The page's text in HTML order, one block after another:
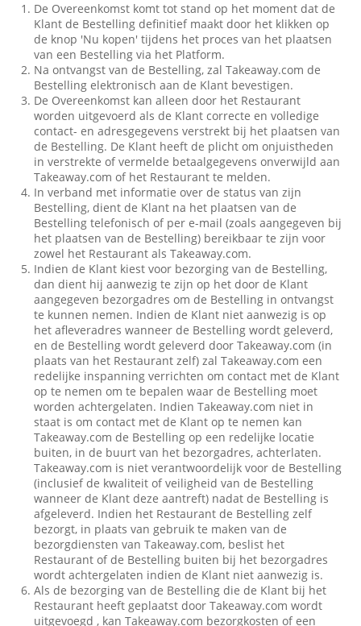
De Overeenkomst komt tot stand op het moment dat de
Klant de Bestelling definitief maakt door het klikken op
de knop 'Nu kopen' tijdens het proces van het plaatsen
van een Bestelling via het Platform.
Na ontvangst van de Bestelling, zal Takeaway.com de
Bestelling elektronisch aan de Klant bevestigen.
De Overeenkomst kan alleen door het Restaurant
worden uitgevoerd als de Klant correcte en volledige
contact- en adresgegevens verstrekt bij het plaatsen van
de Bestelling. De Klant heeft de plicht om onjuistheden
in verstrekte of vermelde betaalgegevens onverwijld aan
Takeaway.com of het Restaurant te melden.
In verband met informatie over de status van zijn
Bestelling, dient de Klant na het plaatsen van de
Bestelling telefonisch of per e-mail (zoals aangegeven bij
het plaatsen van de Bestelling) bereikbaar te zijn voor
zowel het Restaurant als Takeaway.com.
Indien de Klant kiest voor bezorging van de Bestelling,
dan dient hij aanwezig te zijn op het door de Klant
aangegeven bezorgadres om de Bestelling in ontvangst
te kunnen nemen. Indien de Klant niet aanwezig is op
het afleveradres wanneer de Bestelling wordt geleverd,
en de Bestelling wordt geleverd door Takeaway.com (in
plaats van het Restaurant zelf) zal Takeaway.com een
redelijke inspanning verrichten om contact met de Klant
op te nemen om te bepalen waar de Bestelling moet
worden achtergelaten. Indien Takeaway.com niet in
staat is om contact met de Klant op te nemen kan
Takeaway.com de Bestelling op een redelijke locatie
buiten, in de buurt van het bezorgadres, achterlaten.
Takeaway.com is niet verantwoordelijk voor de Bestelling
(inclusief de kwaliteit of veiligheid van de Bestelling
wanneer de Klant deze aantreft) nadat de Bestelling is
afgeleverd. Indien het Restaurant de Bestelling zelf
bezorgt, in plaats van gebruik te maken van de
bezorgdiensten van Takeaway.com, beslist het
Restaurant of de Bestelling buiten bij het bezorgadres
wordt achtergelaten indien de Klant niet aanwezig is.
Als de bezorging van de Bestelling die de Klant bij het
Restaurant heeft geplaatst door Takeaway.com wordt
uitgevoegd , kan Takeaway.com bezorgkosten of een